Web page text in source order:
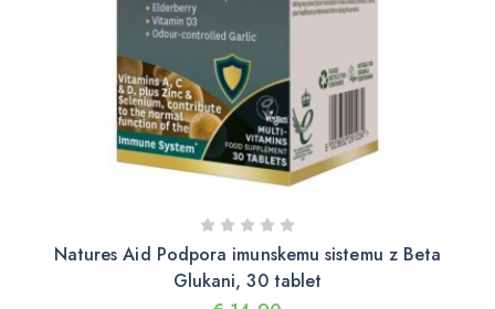
Natures Aid Podpora imunskemu sistemu z Beta
Glukani, 30 tablet